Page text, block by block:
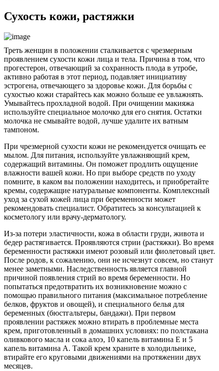
Сухость кожи, растяжки
Треть женщин в положении сталкивается с чрезмерным
проявлением сухости кожи лица и тела. Причина в том, что
прогестерон, отвечающий за сохранность плода в утробе,
активно работая в этот период, подавляет инициативу
эстрогена, отвечающего за здоровье кожи. Для борьбы с
сухостью кожи старайтесь как можно больше ее увлажнять.
Умывайтесь прохладной водой. При очищении макияжа
используйте специальное молочко для его снятия. Остатки
молочка не смывайте водой, лучше удалите их ватным
тампоном.
При чрезмерной сухости кожи не рекомендуется очищать ее
мылом. Для питания, используйте увлажняющий крем,
содержащий витамины. Он поможет продлить ощущение
влажности вашей кожи. Но при выборе средств по уходу
помните, в каком вы положении находитесь, и приобретайте
кремы, содержащие натуральные компоненты. Комплексный
уход за сухой кожей лица при беременности может
рекомендовать специалист. Обратитесь за консультацией к
косметологу или врачу-дерматологу.
Из-за потери эластичности, кожа в области груди, живота и
бедер растягивается. Проявляются стрии (растяжки). Во время
беременности растяжки имеют розовый или фиолетовый цвет.
После родов, к сожалению, они не исчезнут совсем, но станут
менее заметными. Наследственность является главной
причиной появления стрий во время беременности. Но
попытаться предотвратить их возникновение можно с
помощью правильного питания (максимальное потребление
белков, фруктов и овощей), и специального белья для
беременных (бюстгальтеры, бандажи). При первом
проявлении растяжек можно втирать в проблемные места
крем, приготовленный в домашних условиях: по полстакана
оливкового масла и сока алоэ, 10 капель витамина Е и 5
капель витамина А. Такой крем храните в холодильнике,
втирайте его круговыми движениями на протяжении двух
месяцев.